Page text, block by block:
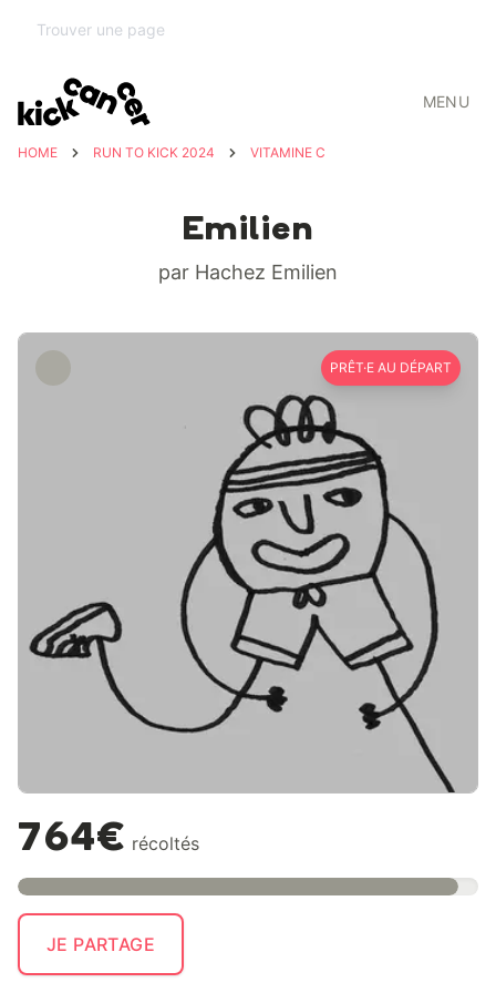
MENU
HOME RUN TO KICK 2024 VITAMINE C
Emilien
par Hachez Emilien
PRÊT·E AU DÉPART
764€ récoltés
JE PARTAGE